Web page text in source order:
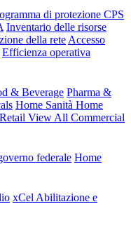
di protezione CPS
Inventario delle risorse
della rete Accesso
Efficienza operativa
& Beverage Pharma &
Home Sanità Home
Retail View All Commercial
federale Home
xCel Abilitazione e